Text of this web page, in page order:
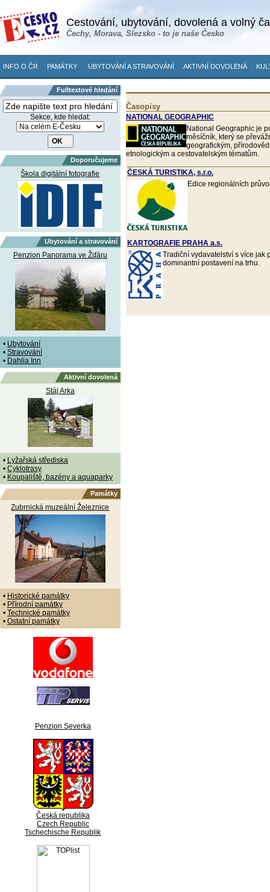
Cestování, ubytování, dovolená a volný
Čechy, Morava, Slezsko - to je naše Česko
INFO O ČR PAMÁTKY UBYTOVÁNÍ A STRAVOVÁNÍ AKTIVNÍ DOVOLENÁ
Fulltextové hledání
Sekce, kde hledat:
Doporučujeme
Škola digitální fotografie
Ubytování a stravování
Penzion Panorama ve Žďáru
• Ubytování
• Stravování
• Dahlia Inn
Aktivní dovolená
Stáj Arka
• Lyžařská střediska
• Cyklotrasy
• Koupaliště, bazény a aquaparky
Památky
Zubrnická muzeální Železnice
• Historické památky
• Přírodní památky
• Technické památky
• Ostatní památky
Penzion Severka
Česká republika
Czech Republic
Tschechische Republik
Časopisy
NATIONAL GEOGRAPHIC
National Geographic je
měsíčník, který se
geografickým,
etnologickým a cestovatelským tématům.
ČESKÁ TURISTIKA, s.r.o.
Edice regionálních
KARTOGRAFIE PRAHA a.s.
Tradiční vydavatelství s více jak
dominantní postavení na trhu.